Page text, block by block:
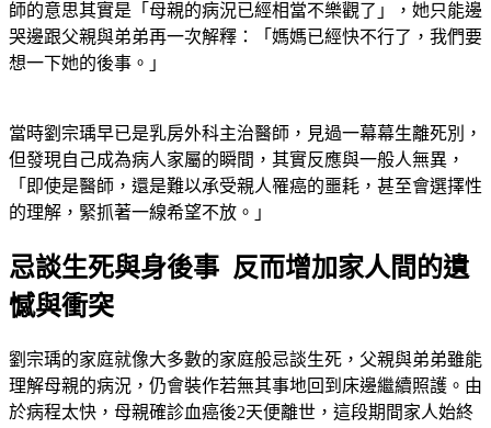
師的意思其實是「母親的病況已經相當不樂觀了」，她只能邊
哭邊跟父親與弟弟再一次解釋：「媽媽已經快不行了，我們要
想一下她的後事。」
當時劉宗瑀早已是乳房外科主治醫師，見過一幕幕生離死別，
但發現自己成為病人家屬的瞬間，其實反應與一般人無異，
「即使是醫師，還是難以承受親人罹癌的噩耗，甚至會選擇性
的理解，緊抓著一線希望不放。」
忌談生死與身後事 反而增加家人間的遺
憾與衝突
劉宗瑀的家庭就像大多數的家庭般忌談生死，父親與弟弟雖能
理解母親的病況，仍會裝作若無其事地回到床邊繼續照護。由
於病程太快，母親確診血癌後2天便離世，這段期間家人始終